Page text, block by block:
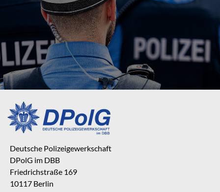
Deutsche Polizeigewerkschaft
DPolG im DBB
Friedrichstraße 169
10117 Berlin